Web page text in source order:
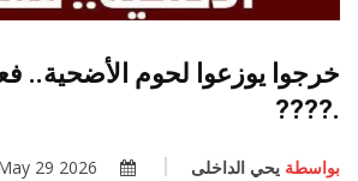
خرجوا يوزعوا لحوم الأضحية..
.????
بواسطة يحي الداخلى